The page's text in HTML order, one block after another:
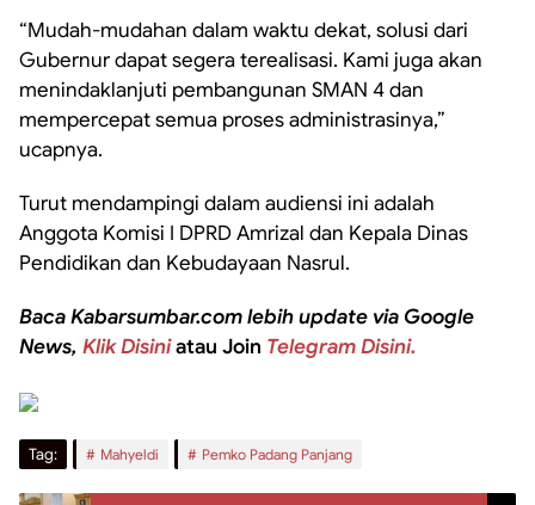
“Mudah-mudahan dalam waktu dekat, solusi dari
Gubernur dapat segera terealisasi. Kami juga akan
menindaklanjuti pembangunan SMAN 4 dan
mempercepat semua proses administrasinya,”
ucapnya.
Turut mendampingi dalam audiensi ini adalah
Anggota Komisi I DPRD Amrizal dan Kepala Dinas
Pendidikan dan Kebudayaan Nasrul.
Baca Kabarsumbar.com lebih update via Google
News, Klik Disiniatau Join Telegram Disini.
Tag: Mahyeldi Pemko Padang Panjang